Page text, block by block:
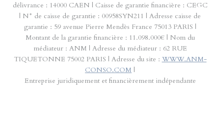
délivrance : 14000 CAEN | Caisse de garantie financière : CEGC
| N° de caisse de garantie : 00958SYN211 | Adresse caisse de
garantie : 59 avenue Pierre Mendès France 75013 PARIS |
Montant de la garantie financière : 11.098.000€ | Nom du
médiateur : ANM | Adresse du médiateur : 62 RUE
TIQUETONNE 75002 PARIS | Adresse du site : WWW.ANM-
CONSO.COM |
Entreprise juridiquement et financièrement indépendante